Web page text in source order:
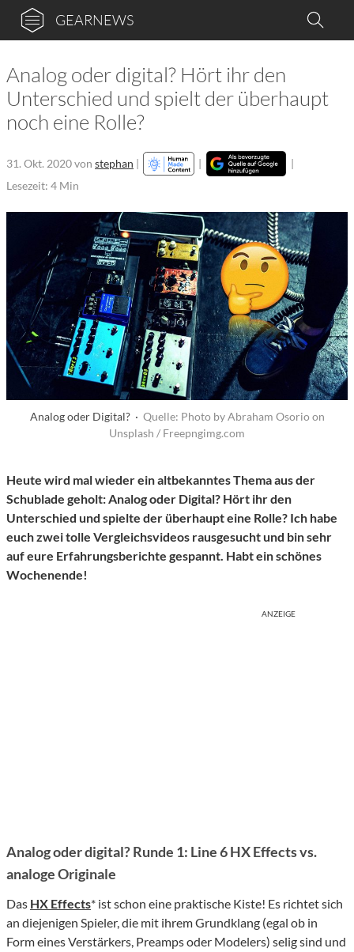
GEARNEWS
Analog oder digital? Hört ihr den
Unterschied und spielt der überhaupt
noch eine Rolle?
31. Okt. 2020von stephan | |
|
Lesezeit: 4 Min
Analog oder Digital? · Quelle: Photo by Abraham Osorio on
Unsplash / Freepngimg.com
Heute wird mal wieder ein altbekanntes Thema aus der
Schublade geholt: Analog oder Digital? Hört ihr den
Unterschied und spielte der überhaupt eine Rolle? Ich habe
euch zwei tolle Vergleichsvideos rausgesucht und bin sehr
auf eure Erfahrungsberichte gespannt. Habt ein schönes
Wochenende!
ANZEIGE
Analog oder digital? Runde 1: Line 6 HX Effects vs.
analoge Originale
Das HX Effects* ist schon eine praktische Kiste! Es richtet sich
an diejenigen Spieler, die mit ihrem Grundklang (egal ob in
Form eines Verstärkers, Preamps oder Modelers) selig sind und